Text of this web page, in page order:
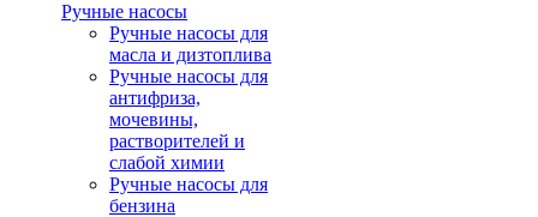
Ручные насосы
Ручные насосы для
масла и дизтоплива
Ручные насосы для
антифриза,
мочевины,
растворителей и
слабой химии
Ручные насосы для
бензина